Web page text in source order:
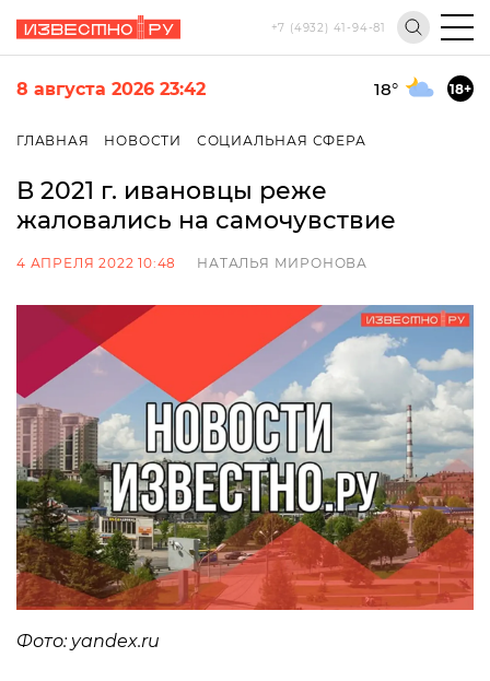
+7 (4932) 41-94-81
8 августа 2026 23:42 18° 18+
ГЛАВНАЯ НОВОСТИ СОЦИАЛЬНАЯ СФЕРА
В 2021 г. ивановцы реже
жаловались на самочувствие
4 АПРЕЛЯ 2022 10:48 НАТАЛЬЯ МИРОНОВА
Фото: yandex.ru